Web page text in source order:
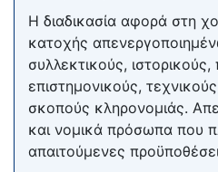
Η διαδικασία αφορά στη
κατοχής
συλλεκτικούς, ιστορικούς,
επιστημονικούς,
σκοπούς κληρονομιάς.
και νομικά πρόσωπα που
απαιτούμενες